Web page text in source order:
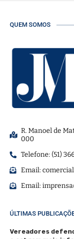
QUEM SOMOS
R. Manoel de
000
Telefone: (51)
Email:
Email:
ÚLTIMAS
Vereadores